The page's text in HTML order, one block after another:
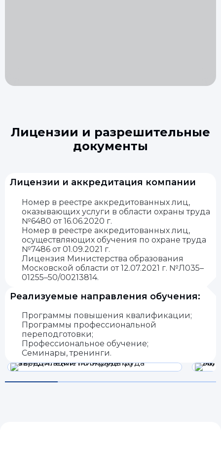
Лицензии и разрешительные
документы
Лицензии и аккредитация компании
Номер в реестре аккредитованных лиц,
оказывающих услуги в области охраны труда
№6480 от 16.06.2020 г.
Номер в реестре аккредитованных лиц,
осуществляющих обучения по охране труда
№7486 от 01.09.2021 г.
Лицензия Министерства образования
Московской области от 12.07.2021 г. №Л035–
01255–50/00213814.
Реализуемые направления обучения:
Программы повышения квалификации;
Программы профессиональной
переподготовки;
Профессиональное обучение;
Семинары, тренинги.